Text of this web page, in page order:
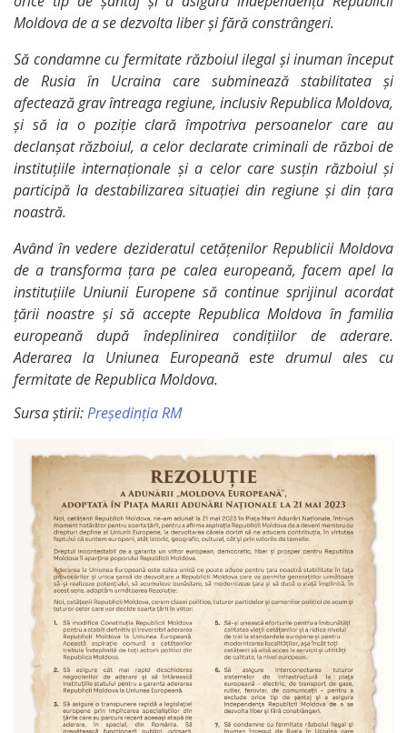
Moldova de a se dezvolta liber și fără constrângeri.
Să condamne cu fermitate războiul ilegal și inuman început
de Rusia în Ucraina care subminează stabilitatea și
afectează grav întreaga regiune, inclusiv Republica Moldova,
și să ia o poziție clară împotriva persoanelor care au
declanșat războiul, a celor declarate criminali de război de
instituțiile internaționale și a celor care susțin războiul și
participă la destabilizarea situației din regiune și din țara
noastră.
Având în vedere dezideratul cetățenilor Republicii Moldova
de a transforma țara pe calea europeană, facem apel la
instituțiile Uniunii Europene să continue sprijinul acordat
țării noastre și să accepte Republica Moldova în familia
europeană după îndeplinirea condițiilor de aderare.
Aderarea la Uniunea Europeană este drumul ales cu
fermitate de Republica Moldova.
Sursa știrii:Președinția RM